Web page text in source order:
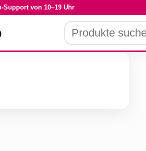
Support von 10–19 Uhr
Produkte
suchen